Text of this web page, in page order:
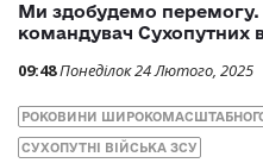
Ми здобудемо
командувач Сухопутних
09:48Понеділок 24 Лютого, 2025
РОКОВИНИ
СУХОПУТНІ ВІЙСЬКА ЗСУ